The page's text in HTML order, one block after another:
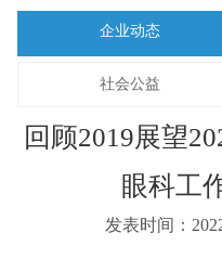
企业动态
社会公益
回顾2019展望
眼科工
发表时间：